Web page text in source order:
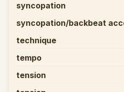
syncopation
syncopation/backbeat
technique
tempo
tension